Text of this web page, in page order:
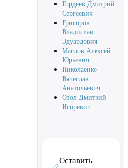
Гордеев Дмитрий
Сергеевич
Григоров
Владислав
Эдуардович
Маслов Алексей
Юрьевич
Николаенко
Вячеслав
Анатольевич
Озол Дмитрий
Игоревич
Оставить